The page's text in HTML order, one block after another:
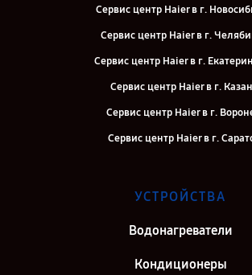
Сервис центр Haier в г.
Сервис центр Haier в г.
Сервис центр Haier в г.
Сервис центр Haier в г.
Сервис центр Haier в г.
Сервис центр Haier в г.
Сервис центр Haier в г. Киров
УСТРОЙСТВА
Водонагреватели
Кондиционеры